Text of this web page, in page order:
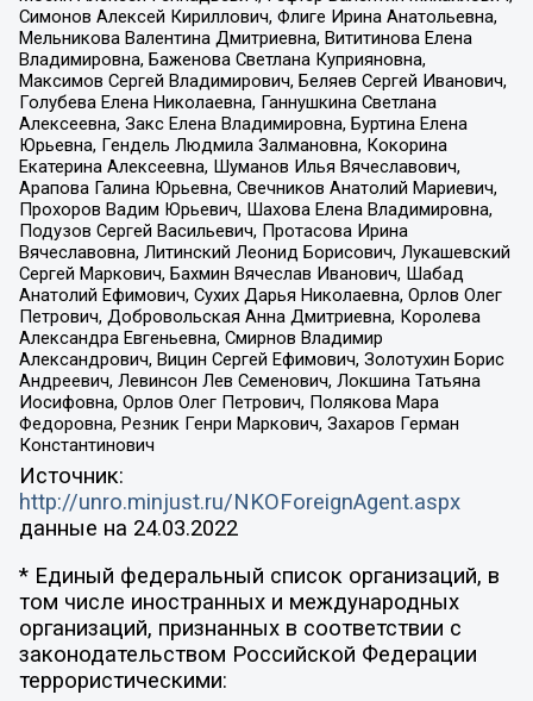
Симонов Алексей Кириллович, Флиге Ирина Анатольевна,
Мельникова Валентина Дмитриевна, Вититинова Елена
Владимировна, Баженова Светлана Куприяновна,
Максимов Сергей Владимирович, Беляев Сергей Иванович,
Голубева Елена Николаевна, Ганнушкина Светлана
Алексеевна, Закс Елена Владимировна, Буртина Елена
Юрьевна, Гендель Людмила Залмановна, Кокорина
Екатерина Алексеевна, Шуманов Илья Вячеславович,
Арапова Галина Юрьевна, Свечников Анатолий Мариевич,
Прохоров Вадим Юрьевич, Шахова Елена Владимировна,
Подузов Сергей Васильевич, Протасова Ирина
Вячеславовна, Литинский Леонид Борисович, Лукашевский
Сергей Маркович, Бахмин Вячеслав Иванович, Шабад
Анатолий Ефимович, Сухих Дарья Николаевна, Орлов Олег
Петрович, Добровольская Анна Дмитриевна, Королева
Александра Евгеньевна, Смирнов Владимир
Александрович, Вицин Сергей Ефимович, Золотухин Борис
Андреевич, Левинсон Лев Семенович, Локшина Татьяна
Иосифовна, Орлов Олег Петрович, Полякова Мара
Федоровна, Резник Генри Маркович, Захаров Герман
Константинович
Источник:
http://unro.minjust.ru/NKOForeignAgent.aspx
данные на 24.03.2022
* Единый федеральный список организаций, в
том числе иностранных и международных
организаций, признанных в соответствии с
законодательством Российской Федерации
террористическими: